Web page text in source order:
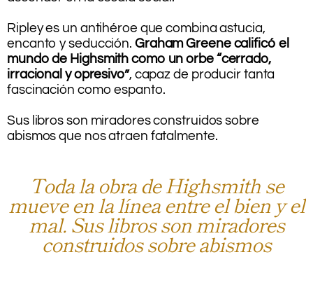
Ripley es un antihéroe que combina astucia,
encanto y seducción. Graham Greene calificó el
mundo de Highsmith como un orbe “cerrado,
irracional y opresivo”, capaz de producir tanta
fascinación como espanto.
Sus libros son miradores construidos sobre
abismos que nos atraen fatalmente.
Toda la obra de Highsmith se
mueve en la línea entre el bien y el
mal. Sus libros son miradores
construidos sobre abismos